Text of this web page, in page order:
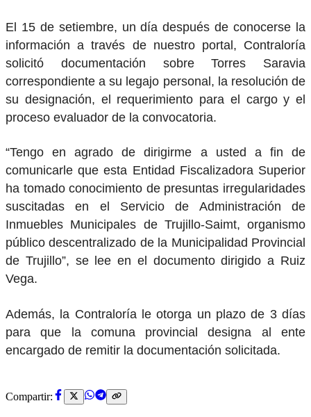
El 15 de setiembre, un día después de conocerse la
información a través de nuestro portal, Contraloría
solicitó documentación sobre Torres Saravia
correspondiente a su legajo personal, la resolución de
su designación, el requerimiento para el cargo y el
proceso evaluador de la convocatoria.
“Tengo en agrado de dirigirme a usted a fin de
comunicarle que esta Entidad Fiscalizadora Superior
ha tomado conocimiento de presuntas irregularidades
suscitadas en el Servicio de Administración de
Inmuebles Municipales de Trujillo-Saimt, organismo
público descentralizado de la Municipalidad Provincial
de Trujillo”, se lee en el documento dirigido a Ruiz
Vega.
Además, la Contraloría le otorga un plazo de 3 días
para que la comuna provincial designa al ente
encargado de remitir la documentación solicitada.
Compartir: